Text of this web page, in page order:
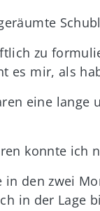
zu
es mir, als
eine lange
konnte ich
den zwei
in der Lage